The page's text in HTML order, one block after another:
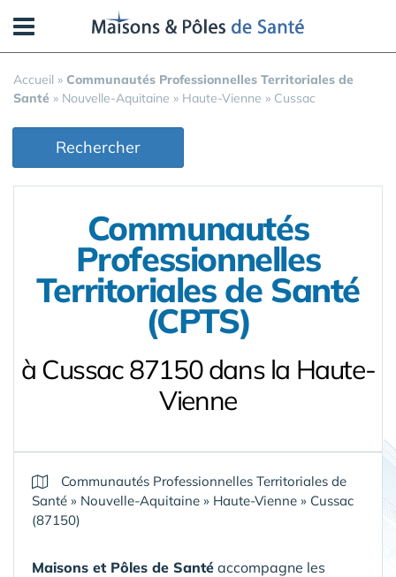
Accueil » Communautés Professionnelles Territoriales de
Santé » Nouvelle-Aquitaine » Haute-Vienne » Cussac
Rechercher
Communautés
Professionnelles
Territoriales de Santé
(CPTS)
à Cussac 87150 dans la Haute-
Vienne
Communautés Professionnelles Territoriales de
Santé » Nouvelle-Aquitaine » Haute-Vienne » Cussac
(87150)
Maisons et Pôles de Santé accompagne les
Panneau de gestion des cookies